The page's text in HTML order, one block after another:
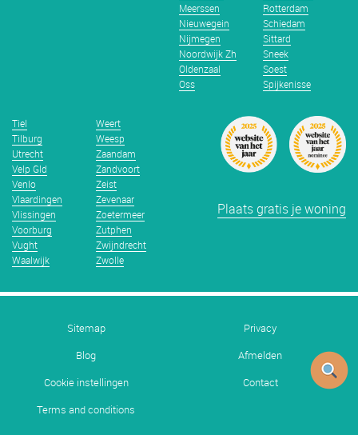
Meerssen
Nieuwegein
Nijmegen
Noordwijk Zh
Oldenzaal
Oss
Rotterdam
Schiedam
Sittard
Sneek
Soest
Spijkenisse
Tiel
Tilburg
Utrecht
Velp Gld
Venlo
Vlaardingen
Vlissingen
Voorburg
Vught
Waalwijk
Weert
Weesp
Zaandam
Zandvoort
Zeist
Zevenaar
Zoetermeer
Zutphen
Zwijndrecht
Zwolle
Plaats gratis je woning
Sitemap
Privacy
Blog
Afmelden
Cookie instellingen
Contact
Terms and conditions